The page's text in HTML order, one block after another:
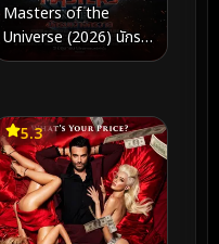
Masters of the
Universe (2026) นักรบ
เจ้าจักรวาล
5.3